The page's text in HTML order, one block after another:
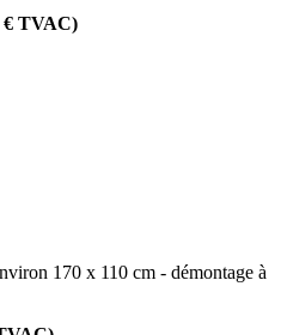
€ TVAC)
170 x 110 cm - démontage à